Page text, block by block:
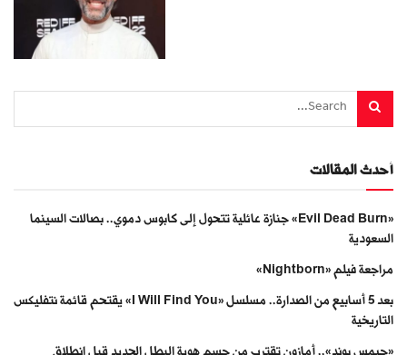
أحدث المقالات
«Evil Dead Burn» جنازة عائلية تتحول إلى كابوس دموي.. بصالات السينما
السعودية
مراجعة فيلم «Nightborn»
بعد 5 أسابيع من الصدارة.. مسلسل «I Will Find You» يقتحم قائمة نتفليكس
التاريخية
«جيمس بوند».. أمازون تقترب من حسم هوية البطل الجديد قبل انطلاق